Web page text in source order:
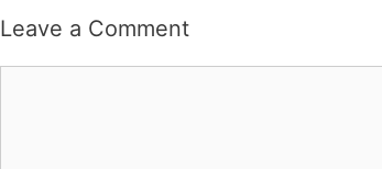
Leave a Comment